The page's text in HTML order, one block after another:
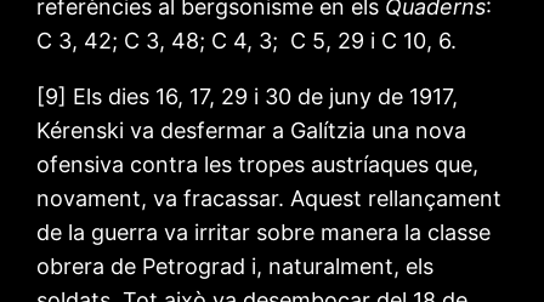
referències al bergsonisme en els Quaderns:
C 3, 42; C 3, 48; C 4, 3; C 5, 29 i C 10, 6.
[9] Els dies 16, 17, 29 i 30 de juny de 1917,
Kérenski va desfermar a Galítzia una nova
ofensiva contra les tropes austríaques que,
novament, va fracassar. Aquest rellançament
de la guerra va irritar sobre manera la classe
obrera de Petrograd i, naturalment, els